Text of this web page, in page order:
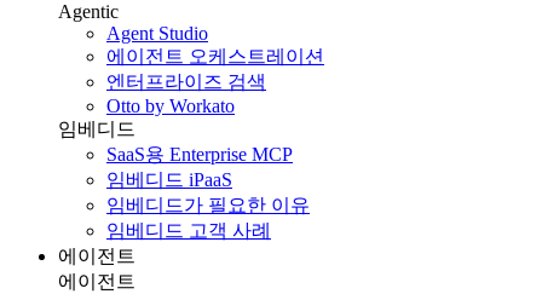
Agentic
Agent Studio
에이전트 오케스트레이션
엔터프라이즈 검색
Otto by Workato
임베디드
SaaS용 Enterprise MCP
임베디드 iPaaS
임베디드가 필요한 이유
임베디드 고객 사례
에이전트
에이전트